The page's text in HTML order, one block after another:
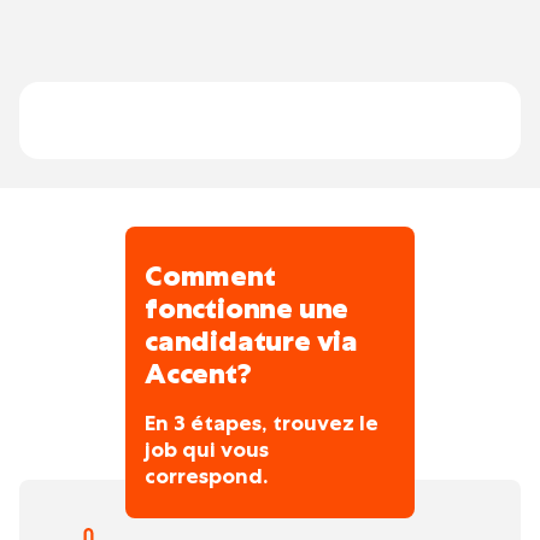
consultants.
Comment
fonctionne une
candidature via
Accent?
En 3 étapes, trouvez le
job qui vous
correspond.